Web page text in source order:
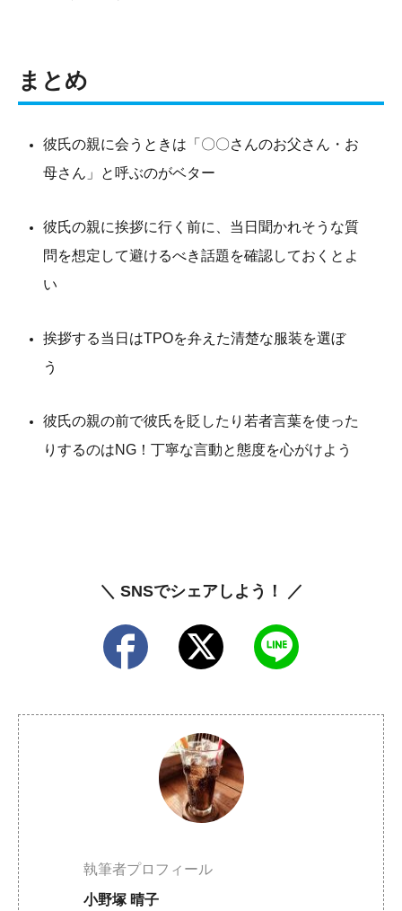
まとめ
彼氏の親に会うときは「〇〇さんのお父さん・お
母さん」と呼ぶのがベター
彼氏の親に挨拶に行く前に、当日聞かれそうな質
問を想定して避けるべき話題を確認しておくとよ
い
挨拶する当日はTPOを弁えた清楚な服装を選ぼ
う
彼氏の親の前で彼氏を貶したり若者言葉を使った
りするのはNG！丁寧な言動と態度を心がけよう
＼ SNSでシェアしよう！ ／
執筆者プロフィール
小野塚 晴子